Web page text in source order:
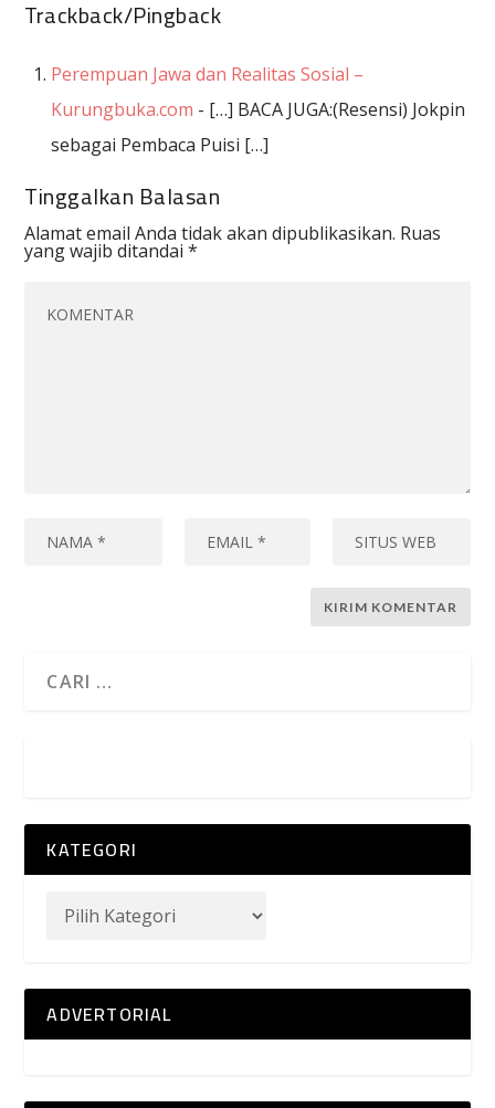
Trackback/Pingback
Perempuan Jawa dan Realitas Sosial –
Kurungbuka.com - […] BACA JUGA:(Resensi) Jokpin
sebagai Pembaca Puisi […]
Tinggalkan Balasan
Alamat email Anda tidak akan dipublikasikan. Ruas
yang wajib ditandai*
KATEGORI
ADVERTORIAL